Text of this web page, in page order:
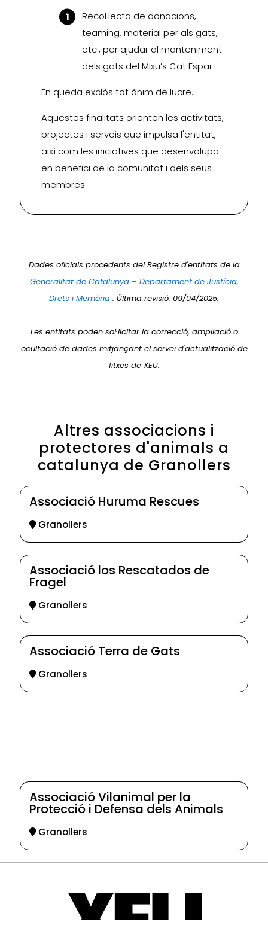
Recol·lecta de donacions,
teaming, material per als gats,
etc., per ajudar al manteniment
dels gats del Mixu’s Cat Espai.
En queda exclòs tot ànim de lucre.
Aquestes finalitats orienten les activitats,
projectes i serveis que impulsa l'entitat,
així com les iniciatives que desenvolupa
en benefici de la comunitat i dels seus
membres.
Dades oficials procedents del Registre d'entitats de la
Generalitat de Catalunya – Departament de Justícia,
Drets i Memòria . Última revisió: 09/04/2025.
Les entitats poden sol·licitar la correcció, ampliació o
ocultació de dades mitjançant el servei d'actualització de
fitxes de XEU.
Altres associacions i
protectores d'animals a
catalunya de Granollers
Associació Huruma Rescues
Granollers
Associació los Rescatados de
Fragel
Granollers
Associació Terra de Gats
Granollers
Associació Vilanimal per la
Protecció i Defensa dels Animals
Granollers